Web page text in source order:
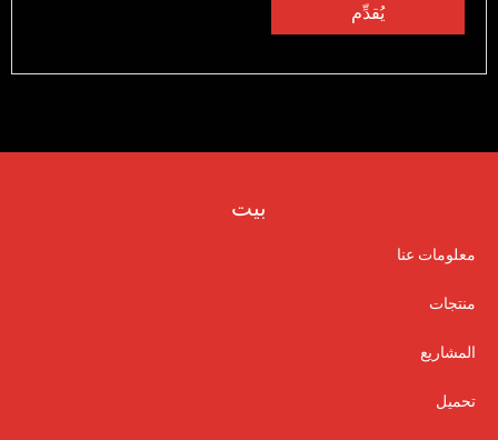
بيت
معلومات عنا
منتجات
المشاريع
تحميل